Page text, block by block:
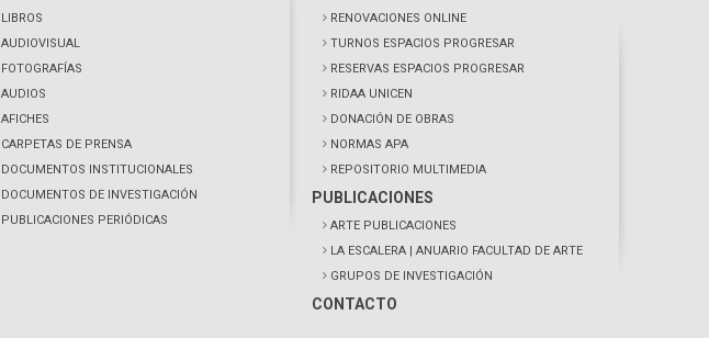
LIBROS
AUDIOVISUAL
FOTOGRAFÍAS
AUDIOS
AFICHES
CARPETAS DE PRENSA
DOCUMENTOS INSTITUCIONALES
DOCUMENTOS DE INVESTIGACIÓN
PUBLICACIONES PERIÓDICAS
RENOVACIONES ONLINE
TURNOS ESPACIOS PROGRESAR
RESERVAS ESPACIOS PROGRESAR
RIDAA UNICEN
DONACIÓN DE OBRAS
NORMAS APA
REPOSITORIO MULTIMEDIA
PUBLICACIONES
ARTE PUBLICACIONES
LA ESCALERA | ANUARIO FACULTAD DE ARTE
GRUPOS DE INVESTIGACIÓN
CONTACTO